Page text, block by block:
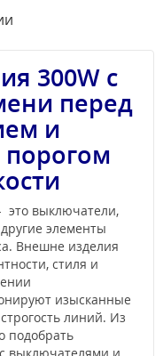
300W с
перед
и
это выключатели,
элементы
Внешне изделия
стиля и
изысканные
линий. Из
подобрать